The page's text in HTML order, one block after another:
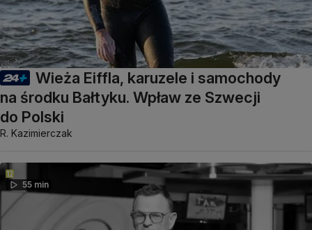
Wieża Eiffla, karuzele i samochody
na środku Bałtyku. Wpław ze Szwecji
do Polski
R. Kazimierczak
55 min